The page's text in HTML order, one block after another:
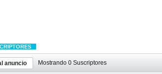
anuncio Mostrando 0 Suscriptores